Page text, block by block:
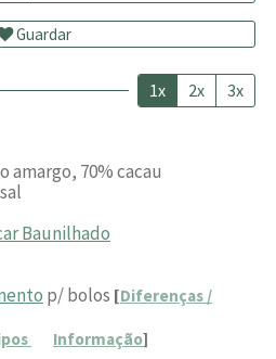
Guardar
1x 2x 3x
amargo, 70% cacau
Baunilhado
p/ bolos [Diferenças /
Informação]